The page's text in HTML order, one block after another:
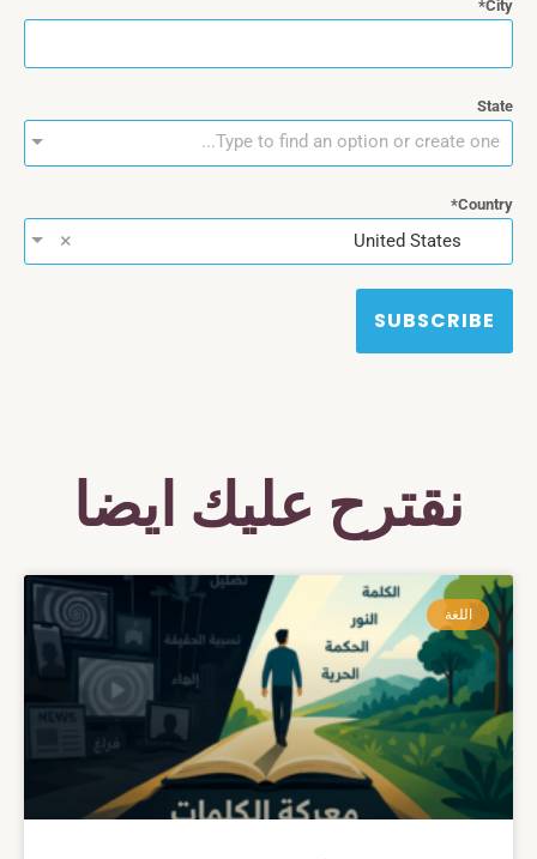
City
State
Type to find an option or create one...
Country
United States
×
SUBSCRIBE
نقترح عليك ايضا
اللغة